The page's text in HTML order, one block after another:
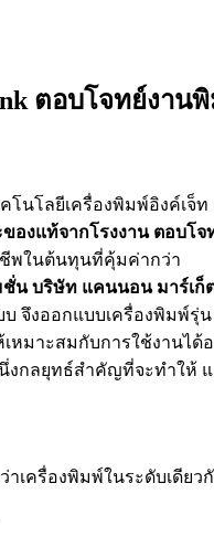
ตอบโจทย์งา
โนโลยีเครื่องพิมพ์อิงค์เจ็ท
งแท้จากโรงงาน ตอบโจ
พในต้นทุนที่คุ้มค่ากว่า
น บริษัท แคนนอน มาร์เก็
งออกแบบเครื่องพิมพ์รุ่น
ะสมกับการใช้งานได้อย่
งกลยุทธ์สำคัญที่จะทำใ
เครื่องพิมพ์ในระดับเดีย